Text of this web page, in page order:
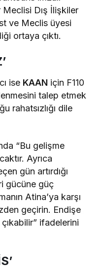
Dış İlişkiler
ve Meclis üyesi
ortaya çıktı.
ise KAAN için F110
talep etmek
rahatsızlığı dile
“Bu gelişme
Ayrıca
gün artırdığı
gücüne güç
Atina’ya karşı
geçirin. Endişe
ifadelerini